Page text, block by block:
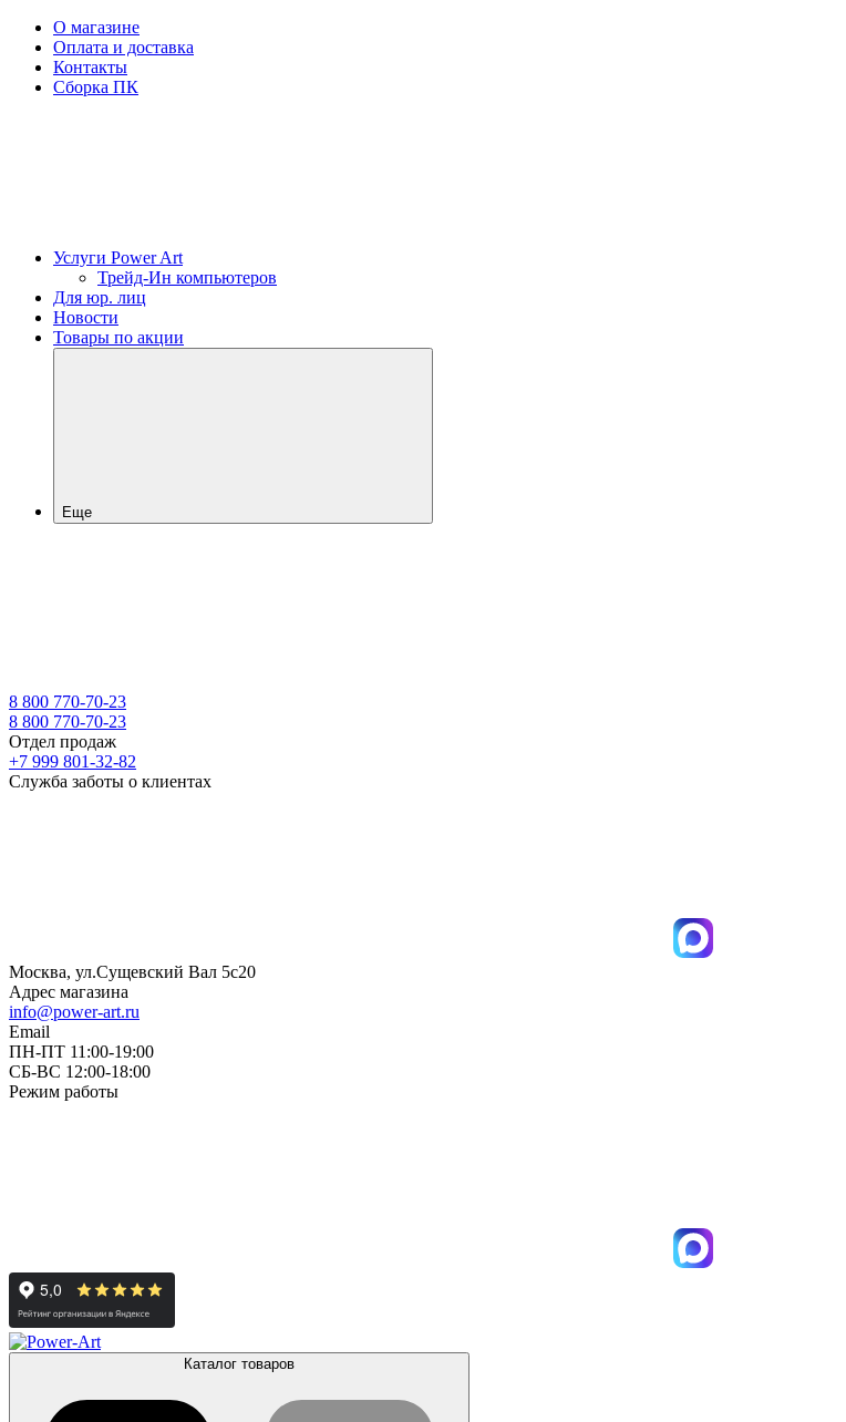
О магазине
Оплата и доставка
Контакты
Сборка ПК
Услуги Power Art
Трейд-Ин компьютеров
Для юр. лиц
Новости
Товары по акции
Еще
8 800 770-70-23
8 800 770-70-23
Отдел продаж
+7 999 801-32-82
Служба заботы о клиентах
Москва, ул.Сущевский Вал 5с20
Адрес магазина
info@power-art.ru
Email
ПН-ПТ 11:00-19:00
СБ-ВС 12:00-18:00
Режим работы
Каталог товаров